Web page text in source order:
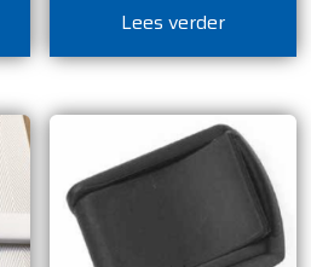
Lees verder